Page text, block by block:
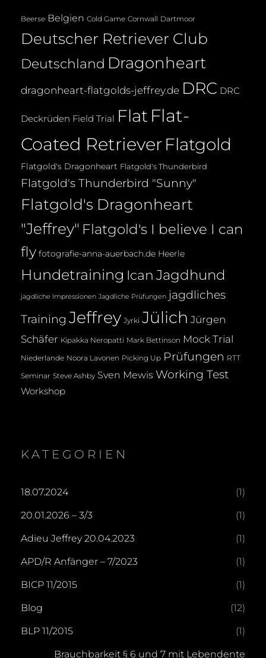
Beerse Belgien Cold Game Cornwall Dartmoor
Deutscher Retriever Club
Deutschland Dragonheart
dragonheart-flatgolds-jeffrey.de DRC DRC
Deckrüden Field Trial Flat Flat-
Coated Retriever Flatgold
Flatgold's Dragonheart Flatgold's Thunderbird
Flatgold's Thunderbird "Sunny"
Flatgold's Dragonheart
"Jeffrey" Flatgold's I believe I can
fly fotografie-anna-auerbach.de Heerle
Hundetraining Ican Jagdhund
jagdliche Impressionen Jagdliche Prüfungen jagdliches
Training Jeffrey Jyrki Jülich Jürgen
Schäfer Kipakka Neropatti Mark Bettinson Mock Trial
Niederlande Noora Lavonen Picking Up Prüfungen RTT
Seminar Steve Ashby Sven Mewis Working Test
Workshop
KATEGORIEN
18.07.2024 (1)
20.01.2026 – 3/3 (1)
Adieu Jeffrey 20.04.2023 (1)
APD/R Anfänger – 7/2023 (1)
BICP 11/2015 (1)
Blog (12)
BLP 11/2015 (1)
Brauchbarkeit § 6 und 7 mit Lebendente